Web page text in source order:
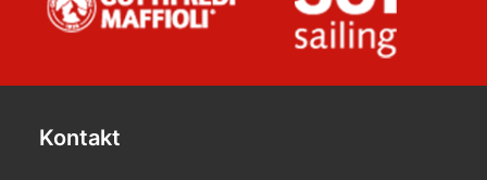
Kontakt